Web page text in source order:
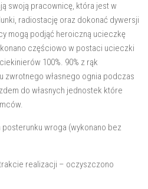
swoją pracownicę, która jest w
radiostację oraz dokonać dywersji
mogą podjąć heroiczną ucieczkę
częściowo w postaci ucieczki
100%. 90% z rąk
zwrotnego własnego ognia podczas
do własnych jednostek które
wroga (wykonano bez
realizacji – oczyszczono